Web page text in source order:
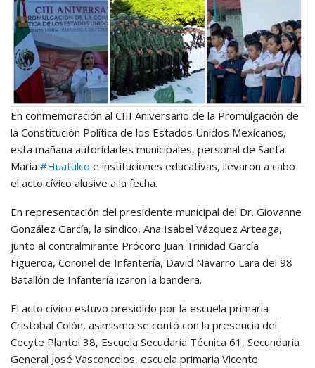
En conmemoración al CIII Aniversario de la Promulgación de
la Constitución Política de los Estados Unidos Mexicanos,
esta mañana autoridades municipales, personal de Santa
María #Huatulco e instituciones educativas, llevaron a cabo
el acto cívico alusive a la fecha.
En representación del presidente municipal del Dr. Giovanne
González García, la síndico, Ana Isabel Vázquez Arteaga,
junto al contralmirante Prócoro Juan Trinidad García
Figueroa, Coronel de Infantería, David Navarro Lara del 98
Batallón de Infantería izaron la bandera.
El acto cívico estuvo presidido por la escuela primaria
Cristobal Colón, asimismo se contó con la presencia del
Cecyte Plantel 38, Escuela Secudaria Técnica 61, Secundaria
General José Vasconcelos, escuela primaria Vicente